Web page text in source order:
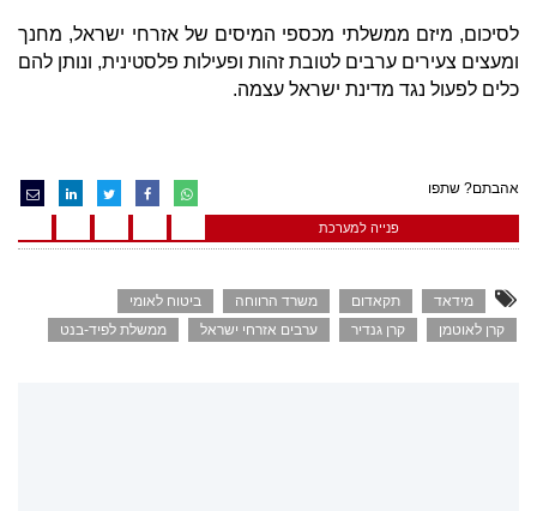
לסיכום, מיזם ממשלתי מכספי המיסים של אזרחי ישראל, מחנך
ומעצים צעירים ערבים לטובת זהות ופעילות פלסטינית, ונותן להם
כלים לפעול נגד מדינת ישראל עצמה.
אהבתם? שתפו
פנייה למערכת
מידאד תקאדום משרד הרווחה
ביטוח לאומי
קרן לאוטמן
קרן גנדיר ערבים אזרחי ישראל ממשלת לפיד-בנט